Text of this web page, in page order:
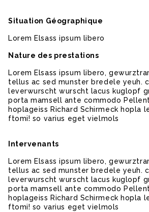
Situation Géographique
Lorem Elsass ipsum libero
Nature des prestations
Lorem Elsass ipsum libero,
tellus ac sed munster bredele yeuh.
leverwurscht wurscht lacus kuglopf
porta mamsell ante commodo
hoplageiss Richard Schirmeck hopla
ftomi! so varius eget vielmols
Intervenants
Lorem Elsass ipsum libero,
tellus ac sed munster bredele yeuh.
leverwurscht wurscht lacus kuglopf
porta mamsell ante commodo
hoplageiss Richard Schirmeck hopla
ftomi! so varius eget vielmols